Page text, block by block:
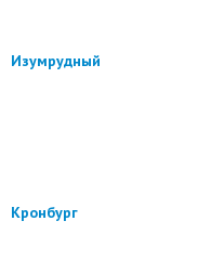
Изумрудный
Кронбург